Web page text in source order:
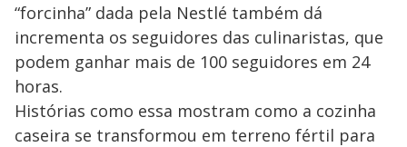
“forcinha” dada pela Nestlé também dá
incrementa os seguidores das culinaristas, que
podem ganhar mais de 100 seguidores em 24
horas.
Histórias como essa mostram como a cozinha
caseira se transformou em terreno fértil para